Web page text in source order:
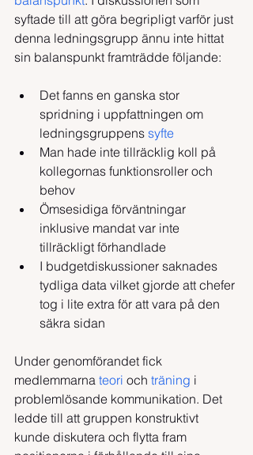
syftade till att göra begripligt varför just
denna ledningsgrupp ännu inte hittat
sin balanspunkt framträdde följande:
Det fanns en ganska stor
spridning i uppfattningen om
ledningsgruppens syfte
Man hade inte tillräcklig koll på
kollegornas funktionsroller och
behov
Ömsesidiga förväntningar
inklusive mandat var inte
tillräckligt förhandlade
I budgetdiskussioner saknades
tydliga data vilket gjorde att chefer
tog i lite extra för att vara på den
säkra sidan
Under genomförandet fick
medlemmarna teori och träning i
problemlösande kommunikation. Det
ledde till att gruppen konstruktivt
kunde diskutera och flytta fram